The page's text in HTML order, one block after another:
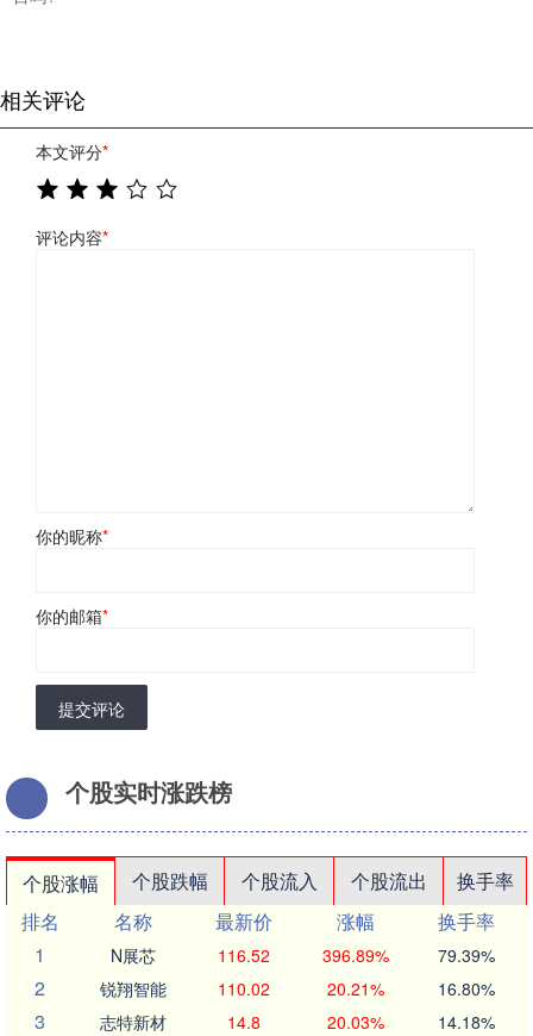
相关评论
本文评分*
评论内容*
你的昵称*
你的邮箱*
提交评论
个股实时涨跌榜
个股涨幅 个股跌幅 个股流入 个股流出
换手率
排名
名称 最新价 涨幅
换手率
1
N展芯 116.52 396.89% 79.39%
2 锐翔智能 110.02 20.21% 16.80%
3 志特新材 14.8 20.03% 14.18%